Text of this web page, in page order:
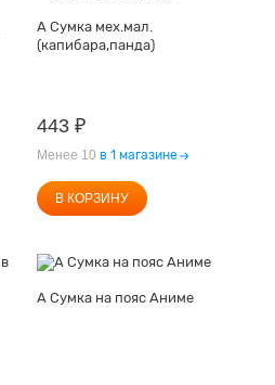
А Сумка мех.мал.
(капибара,панда)
443 ₽
Менее 10 в 1 магазине
В КОРЗИНУ
А Сумка на пояс Аниме